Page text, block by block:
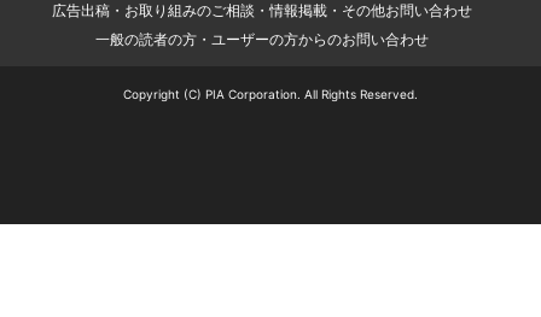
広告出稿・お取り組みのご相談・情報掲載・その他お問い合わせ
一般の読者の方・ユーザーの方からのお問い合わせ
Copyright (C) PIA Corporation. All Rights Reserved.